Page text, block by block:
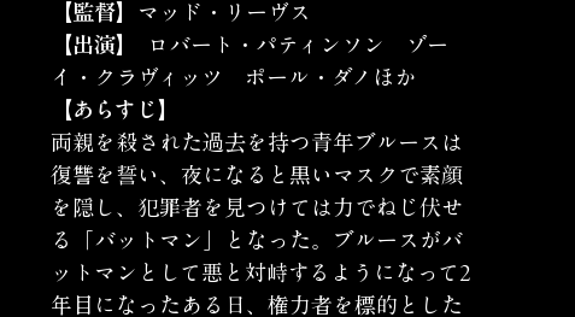
未体験ゾーンの映画たち LAロケ地巡り
【監督】
マッド・リーヴス
【出演】
イ・クラヴィッツ　ポール・ダノほか
【あらすじ】
両親を殺された過去を持つ青年ブルースは
復讐を誓い、夜になると黒いマスクで素顔
を隠し、犯罪者を見つけては力でねじ伏せ
る「バットマン」となった。ブルースがバ
ットマンとして悪と対峙するようになって2
年目になったある日、権力者を標的とした